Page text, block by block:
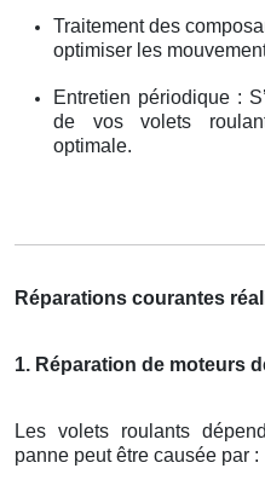
Traitement des
optimiser les
Entretien périodique :
de vos volets
optimale.
Réparations courantes
1. Réparation de moteurs
Les volets roulants
panne peut être causée par :